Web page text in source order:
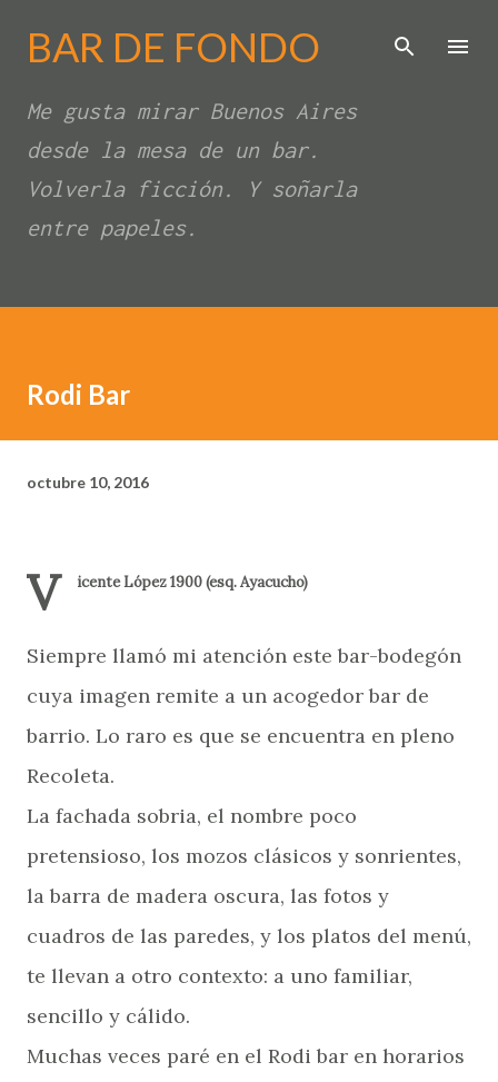
BAR DE FONDO
Me gusta mirar Buenos Aires
desde la mesa de un bar.
Volverla ficción. Y soñarla
entre papeles.
Rodi Bar
octubre 10, 2016
V icente López 1900 (esq. Ayacucho)
Siempre llamó mi atención este bar-bodegón
cuya imagen remite a un acogedor bar de
barrio. Lo raro es que se encuentra en pleno
Recoleta.
La fachada sobria, el nombre poco
pretensioso, los mozos clásicos y sonrientes,
la barra de madera oscura, las fotos y
cuadros de las paredes, y los platos del menú,
te llevan a otro contexto: a uno familiar,
sencillo y cálido.
Muchas veces paré en el Rodi bar en horarios